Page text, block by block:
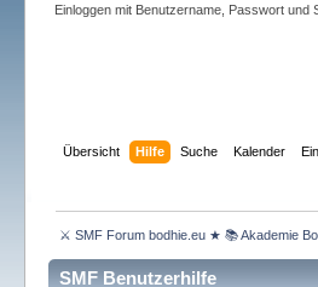
Einloggen mit Benutzername, Passwort und
Übersicht Hilfe Suche Kalender
⚔ SMF Forum bodhie.eu ★ 📚 Akademie
SMF Benutzerhilfe